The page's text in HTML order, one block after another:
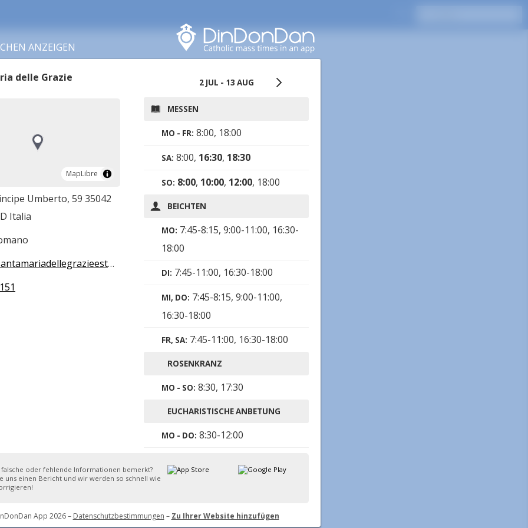
ANZEIGEN
delle Grazie
MapLibre
MapLibre
Umberto, 59 35042
Italia
2 JUL - 13 AUG
MESSEN
MO - FR: 8:00, 18:00
SA: 8:00, 16:30, 18:30
SO: 8:00, 10:00, 12:00, 18:00
BEICHTEN
MO: 7:45-8:15, 9:00-11:00, 16:30-
18:00
DI: 7:45-11:00, 16:30-18:00
MI, DO: 7:45-8:15, 9:00-11:00,
16:30-18:00
FR, SA: 7:45-11:00, 16:30-18:00
ROSENKRANZ
MO - SO: 8:30, 17:30
EUCHARISTISCHE ANBETUNG
MO - DO: 8:30-12:00
falsche oder fehlende Informationen bemerkt?
uns einen Bericht und wir werden so schnell wie
App 2026 – Datenschutzbestimmungen – Zu Ihrer Website hinzufügen